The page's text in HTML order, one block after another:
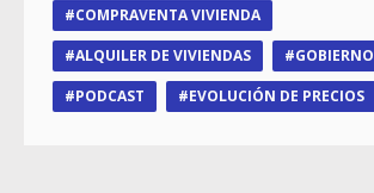
COMPRAVENTA VIVIENDA
ALQUILER DE VIVIENDAS
GOBIERNO
PODCAST
EVOLUCIÓN DE PRECIOS